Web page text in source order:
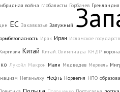
война глобалисты Горбачев Гренландия
ЕС Закавказье Залужный
Ирак Иран Исламское
Киргизия Китай Китай. Олимпиада КНДР
Лукойл Макрон Мали Медведев Меркель
нацизм Нетаньяху Нефть Норвегия НПО